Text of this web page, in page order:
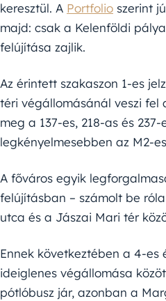
keresztül. A Portfolio szerint
majd: csak a Kelenföldi
felújítása zajlik.
Az érintett szakaszon 1-es
téri végállomásánál veszi fel
meg a 137-es, 218-as és
legkényelmesebben az M2-
A főváros egyik
felújításban – számolt be
utca és a Jászai Mari tér
Ennek következtében a 4-
ideiglenes végállomása
pótlóbusz jár, azonban a